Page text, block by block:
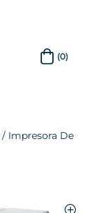
(0)
/ Impresora De